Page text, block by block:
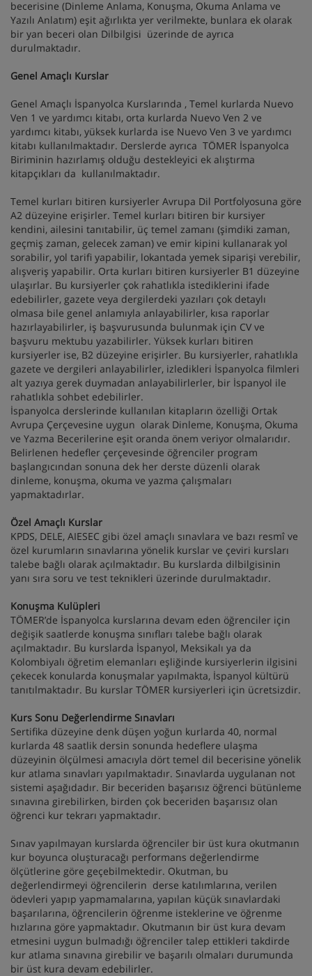
becerisine (Dinleme Anlama, Konuşma, Okuma Anlama ve
Yazılı Anlatım) eşit ağırlıkta yer verilmekte, bunlara ek olarak
bir yan beceri olan Dilbilgisi üzerinde de ayrıca
durulmaktadır.
Genel Amaçlı Kurslar
Genel Amaçlı İspanyolca Kurslarında , Temel kurlarda Nuevo
Ven 1 ve yardımcı kitabı, orta kurlarda Nuevo Ven 2 ve
yardımcı kitabı, yüksek kurlarda ise Nuevo Ven 3 ve yardımcı
kitabı kullanılmaktadır. Derslerde ayrıca TÖMER İspanyolca
Biriminin hazırlamış olduğu destekleyici ek alıştırma
kitapçıkları da kullanılmaktadır.
Temel kurları bitiren kursiyerler Avrupa Dil Portfolyosuna göre
A2 düzeyine erişirler. Temel kurları bitiren bir kursiyer
kendini, ailesini tanıtabilir, üç temel zamanı (şimdiki zaman,
geçmiş zaman, gelecek zaman) ve emir kipini kullanarak yol
sorabilir, yol tarifi yapabilir, lokantada yemek siparişi verebilir,
alışveriş yapabilir. Orta kurları bitiren kursiyerler B1 düzeyine
ulaşırlar. Bu kursiyerler çok rahatlıkla istediklerini ifade
edebilirler, gazete veya dergilerdeki yazıları çok detaylı
olmasa bile genel anlamıyla anlayabilirler, kısa raporlar
hazırlayabilirler, iş başvurusunda bulunmak için CV ve
başvuru mektubu yazabilirler. Yüksek kurları bitiren
kursiyerler ise, B2 düzeyine erişirler. Bu kursiyerler, rahatlıkla
gazete ve dergileri anlayabilirler, izledikleri İspanyolca filmleri
alt yazıya gerek duymadan anlayabilirlerler, bir İspanyol ile
rahatlıkla sohbet edebilirler.
İspanyolca derslerinde kullanılan kitapların özelliği Ortak
Avrupa Çerçevesine uygun olarak Dinleme, Konuşma, Okuma
ve Yazma Becerilerine eşit oranda önem veriyor olmalarıdır.
Belirlenen hedefler çerçevesinde öğrenciler program
başlangıcından sonuna dek her derste düzenli olarak
dinleme, konuşma, okuma ve yazma çalışmaları
yapmaktadırlar.
Özel Amaçlı Kurslar
KPDS, DELE, AIESEC gibi özel amaçlı sınavlara ve bazı resmî ve
özel kurumların sınavlarına yönelik kurslar ve çeviri kursları
talebe bağlı olarak açılmaktadır. Bu kurslarda dilbilgisinin
yanı sıra soru ve test teknikleri üzerinde durulmaktadır.
Konuşma Kulüpleri
TÖMER’de İspanyolca kurslarına devam eden öğrenciler için
değişik saatlerde konuşma sınıfları talebe bağlı olarak
açılmaktadır. Bu kurslarda İspanyol, Meksikalı ya da
Kolombiyalı öğretim elemanları eşliğinde kursiyerlerin ilgisini
çekecek konularda konuşmalar yapılmakta, İspanyol kültürü
tanıtılmaktadır. Bu kurslar TÖMER kursiyerleri için ücretsizdir.
Kurs Sonu Değerlendirme Sınavları
Sertifika düzeyine denk düşen yoğun kurlarda 40, normal
kurlarda 48 saatlik dersin sonunda hedeflere ulaşma
düzeyinin ölçülmesi amacıyla dört temel dil becerisine yönelik
kur atlama sınavları yapılmaktadır. Sınavlarda uygulanan not
sistemi aşağıdadır. Bir beceriden başarısız öğrenci bütünleme
sınavına girebilirken, birden çok beceriden başarısız olan
öğrenci kur tekrarı yapmaktadır.
Sınav yapılmayan kurslarda öğrenciler bir üst kura okutmanın
kur boyunca oluşturacağı performans değerlendirme
ölçütlerine göre geçebilmektedir. Okutman, bu
değerlendirmeyi öğrencilerin derse katılımlarına, verilen
ödevleri yapıp yapmamalarına, yapılan küçük sınavlardaki
başarılarına, öğrencilerin öğrenme isteklerine ve öğrenme
hızlarına göre yapmaktadır. Okutmanın bir üst kura devam
etmesini uygun bulmadığı öğrenciler talep ettikleri takdirde
kur atlama sınavına girebilir ve başarılı olmaları durumunda
bir üst kura devam edebilirler.